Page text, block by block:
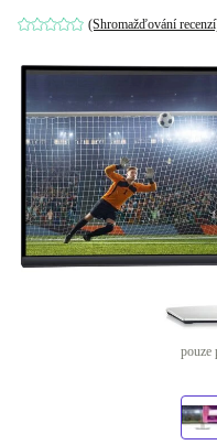
(Shromažďování
pouze